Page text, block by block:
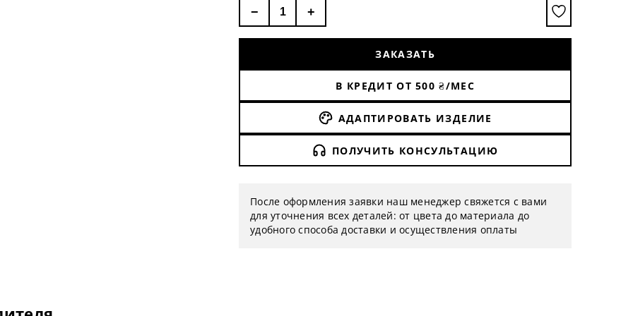
− +
ЗАКАЗАТЬ
В КРЕДИТ ОТ 500 ₴/МЕС
АДАПТИРОВАТЬ ИЗДЕЛИЕ
ПОЛУЧИТЬ КОНСУЛЬТАЦИЮ
После оформления заявки наш менеджер свяжется с вами
для уточнения всех деталей: от цвета до материала до
удобного способа доставки и осуществления оплаты